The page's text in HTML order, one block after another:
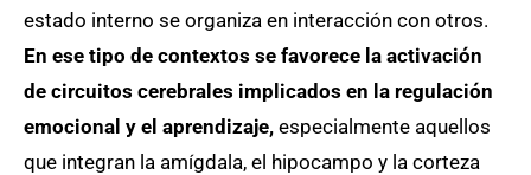
estado interno se organiza en interacción con otros.
En ese tipo de contextos se favorece la activación
de circuitos cerebrales implicados en la regulación
emocional y el aprendizaje, especialmente aquellos
que integran la amígdala, el hipocampo y la corteza